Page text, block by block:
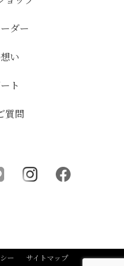
ダー
い
ト
質問
ー サイトマップ